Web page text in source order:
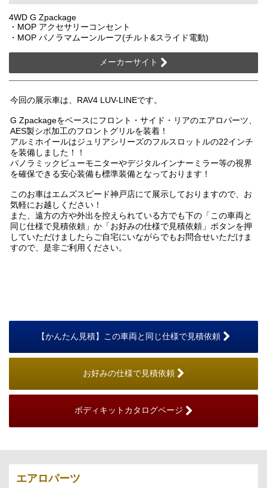
4WD G Zpackage
・MOP アクセサリーコンセント
・MOP パノラマムーンルーフ(チルト&スライド電動)
メーカーサイト
今回の展示車は、RAV4 LUV-LINEです。
G Zpackageをベースにフロント・サイド・リアのエアロパーツ、
AES製シボ加工のフロントグリルを装着！
アルミホイールはジュリアシリーズのフルスロットルの22インチ
を装備しました！！
パノラミックビューモニターやデジタルインナーミラー等の視界
を確保できる安心装備も標準装備となっております！
このお車はエムズスピード神戸店にて展示しておりますので、お
気軽にお越しください！
また、遠方の方や外出を控えられている方でも下の「この車両と
同じ仕様で見積依頼」か「お好みの仕様で見積依頼」ボタンを押
していただけましたらご自宅にいながらでもお問合せいただけま
すので、是非ご利用ください。
【かんたん見積】この車両と同じ仕様で見積依頼
お好みの仕様で見積依頼
ボディキットカタログページ
エアロパーツ